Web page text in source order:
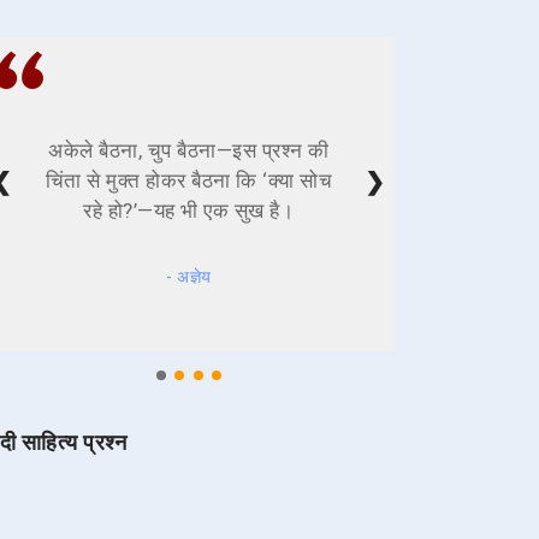
अकेले बैठना, चुप बैठना—इस प्रश्न की
चिंता से मुक्त होकर बैठना कि ‘क्या सोच
रहे हो?’—यह भी एक सुख है।
- अज्ञेय
❯
साहित्य प्रश्न